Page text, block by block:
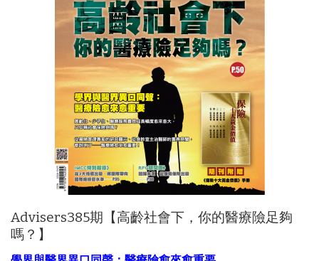
Advisers385期【高齡社會下，你的醫療險足夠
嗎？】